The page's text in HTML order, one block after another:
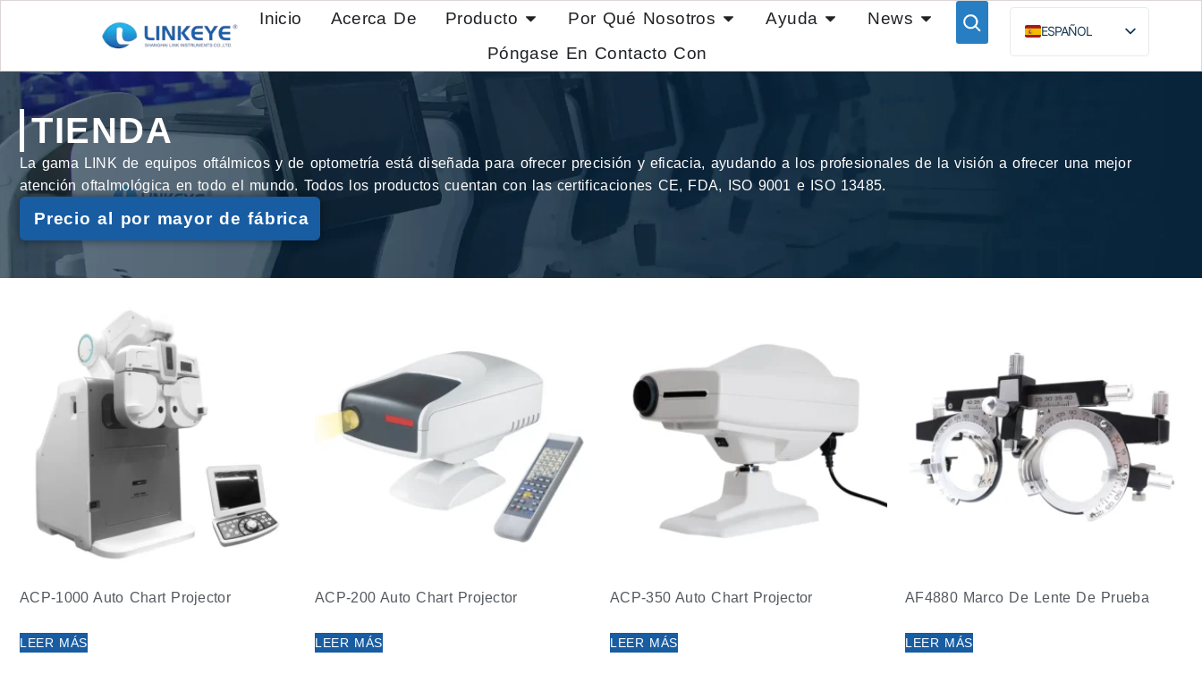
Inicio Acerca De Producto Por Qué Nosotros Ayuda
News
Póngase En Contacto Con
ESPAÑOL
ENGLISH
TIENDA
La gama LINK de equipos oftálmicos y de optometría está diseñada para ofrecer precisión y eficacia, ayudando a los profesionales de la visión a ofrecer una mejor
atención oftalmológica en todo el mundo. Todos los productos cuentan con las certificaciones CE, FDA, ISO 9001 e ISO 13485.
Precio al por mayor de fábrica
ACP-1000 Auto Chart Projector
LEER MÁS
ACP-200 Auto Chart Projector
LEER MÁS
ACP-350 Auto Chart Projector
LEER MÁS
AF4880 Marco De Lente De Prueba
LEER MÁS